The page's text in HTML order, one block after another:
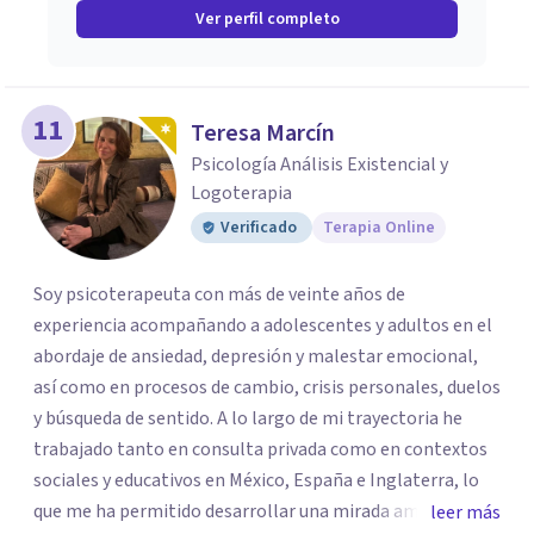
Ver perfil completo
11 Teresa Marcín
Psicología Análisis Existencial y
Logoterapia
Verificado Terapia Online
Soy psicoterapeuta con más de veinte años de
experiencia acompañando a adolescentes y adultos en el
abordaje de ansiedad, depresión y malestar emocional,
así como en procesos de cambio, crisis personales, duelos
y búsqueda de sentido. A lo largo de mi trayectoria he
trabajado tanto en consulta privada como en contextos
sociales y educativos en México, España e Inglaterra, lo
que me ha permitido desarrollar una mirada amplia,leer más